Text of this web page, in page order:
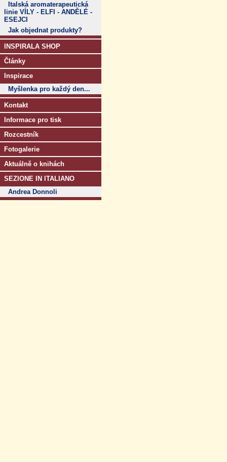
Italská aromaterapeutická
linie VÍLY - ELFI - ANDĚLÉ -
ESEJCI
Jak objednat produkty?
INSPIRALA SHOP
Články
Inspirace
Myšlenka pro každý den...
Kontakt
Informace pro tisk
Rozcestník
Fotogalerie
Aktuálně o knihách
SEZIONE IN ITALIANO
Andrea Donnoli